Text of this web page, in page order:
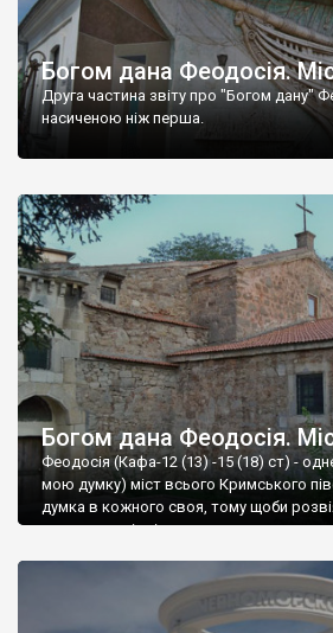
Богом дана Феодосія.
Друга частина звіту про "Богом дану"
насиченою ніж перша.
Богом дана Феодосія.
Феодосія (Кафа-12 (13) -15 (18) ст) -
мою думку) міст всього Кримського
думка в кожного своя, тому щоби
запрошую відвідати це